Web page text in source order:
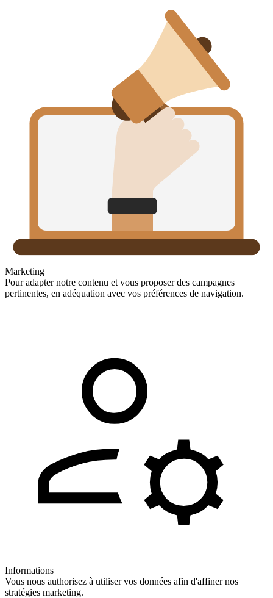
Marketing
Pour adapter notre contenu et vous proposer des campagnes
pertinentes, en adéquation avec vos préférences de navigation.
Informations
Vous nous authorisez à utiliser vos données afin d'affiner nos
stratégies marketing.